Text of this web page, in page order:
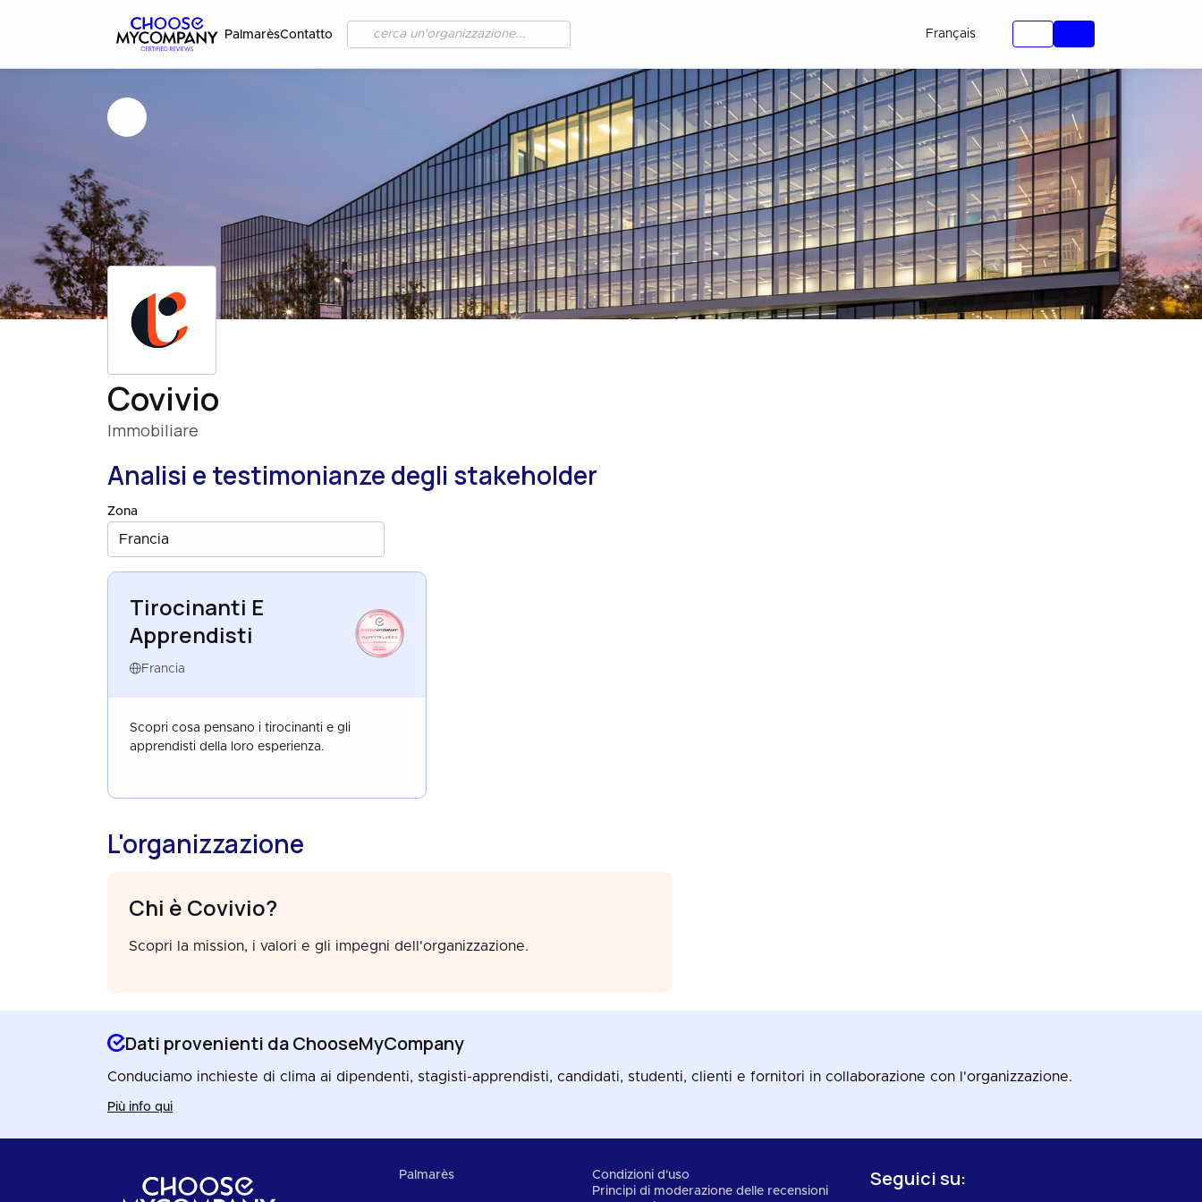
PalmarèsContatto Français
Covivio
Immobiliare
Analisi e testimonianze degli stakeholder
Zona
Francia
Tirocinanti E
Apprendisti
Francia
HAPPYTRAINEES
FRANCE
AUG 2025
Scopri cosa pensano i tirocinanti e gli
apprendisti della loro esperienza.
L'organizzazione
Chi è Covivio?
Scopri la mission, i valori e gli impegni dell'organizzazione.
Dati provenienti da ChooseMyCompany
Conduciamo inchieste di clima ai dipendenti, stagisti-apprendisti, candidati, studenti, clienti e fornitori in collaborazione con l'organizzazione.
Più info qui
Palmarès
Condizioni d'uso
Principi di moderazione delle recensioni
Seguici su: